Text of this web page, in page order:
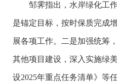
邹霁指出，水岸绿化工作
是锚定目标，按时保质完成
展各项工作。二是加强统筹
其他项目建设，深入实施绿
设2025年重点任务清单》等